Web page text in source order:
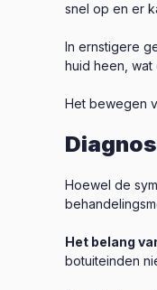
snel op en er
In ernstigere
huid heen,
Het bewegen
Hoewel de
Het belang
botuiteinden